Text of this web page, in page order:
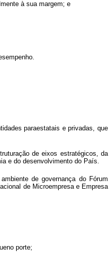
à sua margem; e
paraestatais e privadas, que
de eixos estratégicos, da
e do desenvolvimento do País.
de governança do Fórum
de Microempresa e Empresa
porte;